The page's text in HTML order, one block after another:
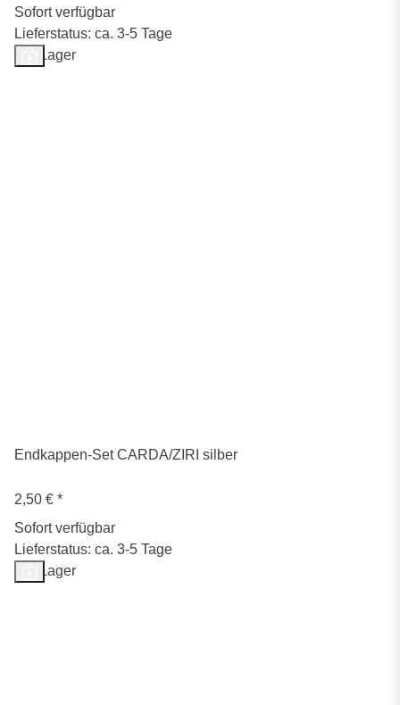
Sofort verfügbar
Lieferstatus: ca. 3-5 Tage
Auf Lager
Endkappen-Set CARDA/ZIRI silber
2,50 € *
Sofort verfügbar
Lieferstatus: ca. 3-5 Tage
Auf Lager